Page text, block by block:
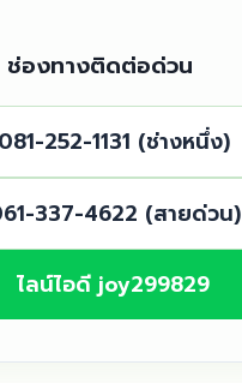
ช่องทางติดต่อด่วน
081-252-1131 (ช่างหนึ่ง)
337-4622 (สายด่วน)
ไลน์ไอดี joy299829